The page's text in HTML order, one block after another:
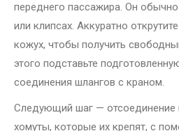
переднего пассажира. Он
или клипсах. Аккуратно
кожух, чтобы получить
этого подставьте
соединения шлангов с краном.
Следующий шаг — отсоединение
хомуты, которые их крепят, с